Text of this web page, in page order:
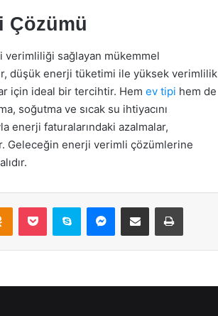
Çözümü
sağlayan mükemmel
düşük enerji tüketimi ile yüksek verimlilik
için ideal bir tercihtir. Hem ev tipi hem de
soğutma ve sıcak su ihtiyacını
enerji faturalarındaki azalmalar,
Geleceğin enerji verimli çözümlerine
Odnoklassniki
Pocket Skype Messenger
E-Posta ile paylaş Yazdır